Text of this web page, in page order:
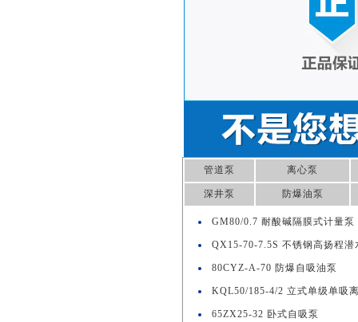
管道泵 离心泵
深井泵 防爆油泵
GM80/0.7 耐酸碱隔膜式计量泵
QX15-70-7.5S 不锈钢高扬程潜
80CYZ-A-70 防爆自吸油泵
KQL50/185-4/2 立式单级单吸
65ZX25-32 卧式自吸泵